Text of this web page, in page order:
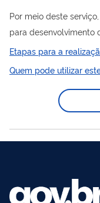
Por meio deste
para desenvolvimento
Brasil.
Etapas para a
Quem pode utilizar